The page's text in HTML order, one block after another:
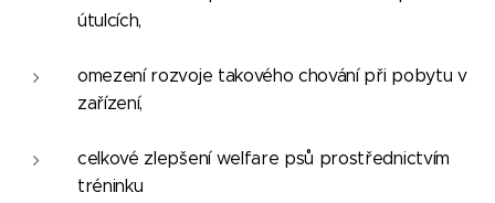
útulcích,
omezení rozvoje takového chování při pobytu v
zařízení,
celkové zlepšení welfare psů prostřednictvím
tréninku